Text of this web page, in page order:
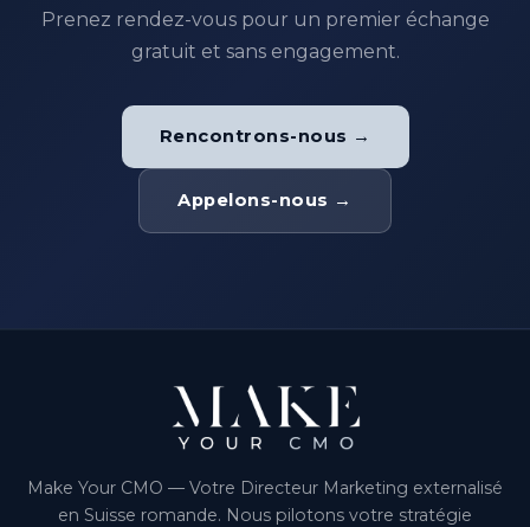
Prenez rendez-vous pour un premier échange
gratuit et sans engagement.
Rencontrons-nous →
Appelons-nous →
Make Your CMO — Votre Directeur Marketing externalisé
en Suisse romande. Nous pilotons votre stratégie